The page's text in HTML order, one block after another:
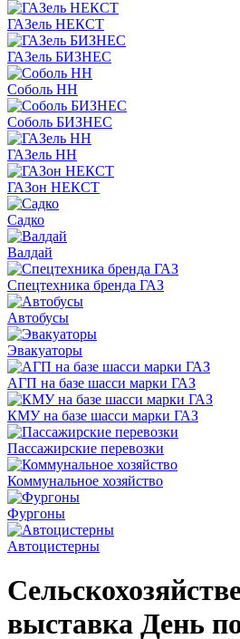
ГАЗель НЕКСТ
ГАЗель БИЗНЕС
Соболь НН
Соболь БИЗНЕС
ГАЗель НН
ГАЗон НЕКСТ
Садко
Валдай
Спецтехника бренда ГАЗ
Автобусы
Эвакуаторы
АГП на базе шасси марки ГАЗ
КМУ на базе шасси марки ГАЗ
Пассажирские перевозки
Коммунальное хозяйство
Фургоны
Автоцистерны
выставка День